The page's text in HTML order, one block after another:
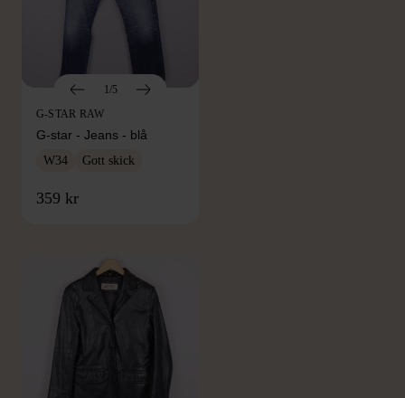
1/5
G-STAR RAW
G-star - Jeans - blå
W34 Gott skick
359 kr
FRÅN SAMMA VARUMÄRKE